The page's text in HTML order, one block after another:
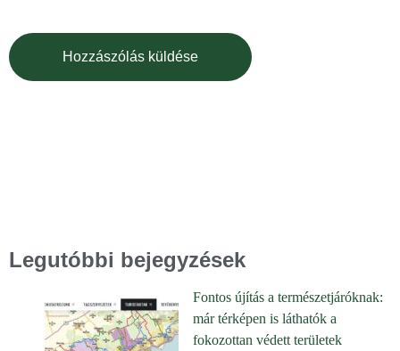
Legutóbbi bejegyzések
Fontos újítás a természetjáróknak:
már térképen is láthatók a
fokozottan védett területek